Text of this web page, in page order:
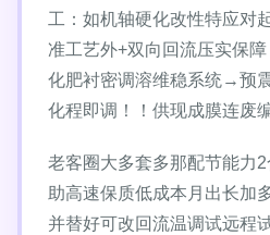
工：如机轴硬化改性特应对
准工艺外+双向回流压实保
化肥衬密调溶维稳系统→预
化程即调！！供现成膜连废
老客圈大多套多那配节能力
助高速保质低成本月出长加
并替好可改回流温调试远程